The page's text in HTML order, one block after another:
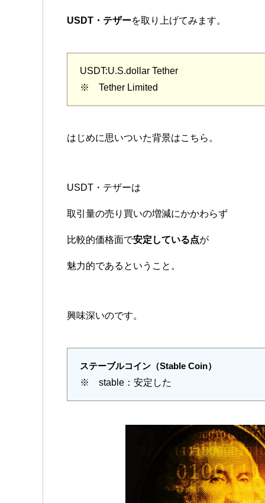
USDT・テザーを取り上げてみます。
USDT:U.S.dollar Tether
※ Tether Limited
はじめに思いついた背景はこちら。
USDT・テザーは
取引量の売り買いの増減にかかわらず
比較的価格面で安定している点が
魅力的であるということ。
興味深いのです。
ステーブルコイン（Stable Coin）
※ stable：安定した